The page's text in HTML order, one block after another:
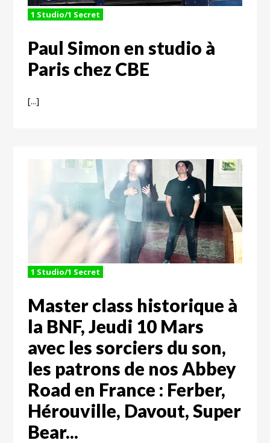
1 Studio/1 Secret
Paul Simon en studio à
Paris chez CBE
[...]
1 Studio/1 Secret
Master class historique à
la BNF, Jeudi 10 Mars
avec les sorciers du son,
les patrons de nos Abbey
Road en France : Ferber,
Hérouville, Davout, Super
Bear...